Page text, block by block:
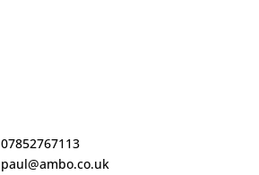
07852767113
paul@ambo.co.uk